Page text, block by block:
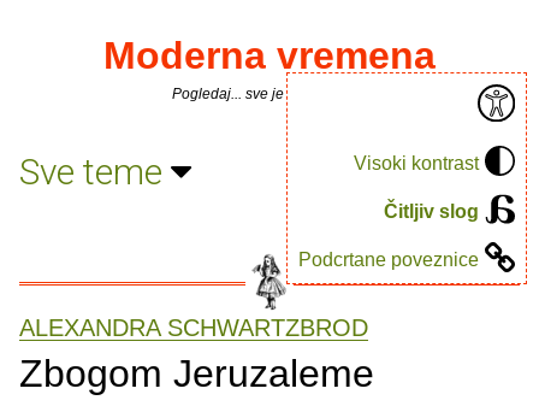
Visoki kontrast
Čitljiv slog
Podcrtane poveznice
Moderna vremena
Pogledaj... sve je puno knjiga.
Sve teme
ALEXANDRA SCHWARTZBROD
Zbogom Jeruzaleme